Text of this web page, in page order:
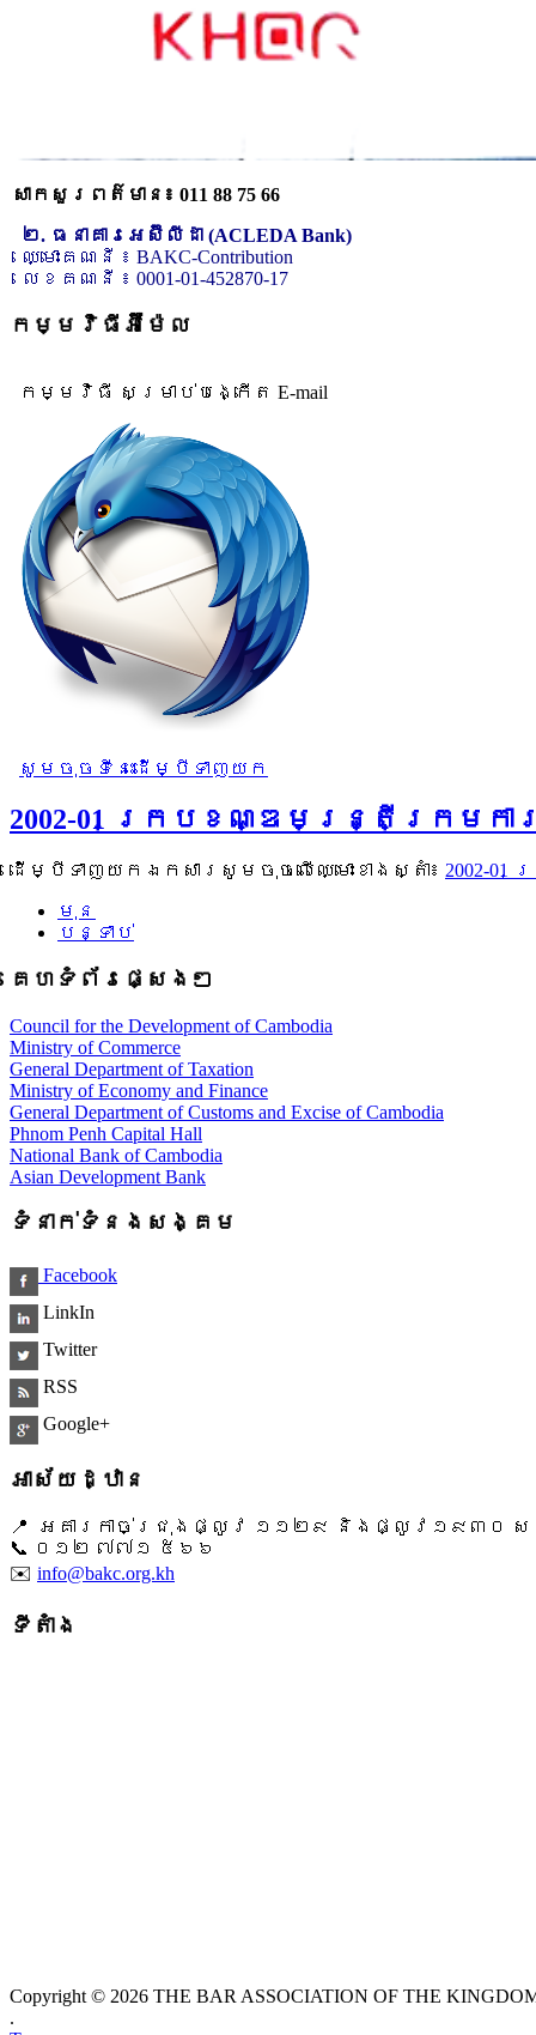
សាកសួរពត៌មាន៖ 011 88 75 66
២. ធនាគារអេស៊ីលីដា (ACLEDA Bank)
ឈ្មោះគណនី ៖ BAKC-Contribution
លេខគណនី ៖ 0001-01-452870-17
កម្មវិធីអ៊ីម៉ែល
កម្មវិធី សម្រាប់បង្កើត E-mail
សូមចុចទីនេះដើម្បីទាញយក
2002-01 ក្របខណ្ឌមន្ត្រីក្រមកា
ដើម្បីទាញយកឯកសារសូមចុចលើឈ្មោះខាងស្តាំ៖ 2002-
មុន
បន្ទាប់
គេហទំព័រផ្សេងៗ
Council for the Development of Cambodia
Ministry of Commerce
General Department of Taxation
Ministry of Economy and Finance
General Department of Customs and Excise of Cambodia
Phnom Penh Capital Hall
National Bank of Cambodia
Asian Development Bank
ទំនាក់ទំនងសង្គម
Facebook
LinkIn
Twitter
RSS
Google+
អាស័យដ្ឋាន
📍 អគារកាច់ជ្រុងផ្លូវ ១១២៩ និងផ្លូវ១៩៣០ ស
📞 ​០១២ ៧៧១ ៥៦៦
✉️ info@bakc.org.kh
ទីតាំង
Copyright © 2026 THE BAR ASSOCIATION OF THE
.